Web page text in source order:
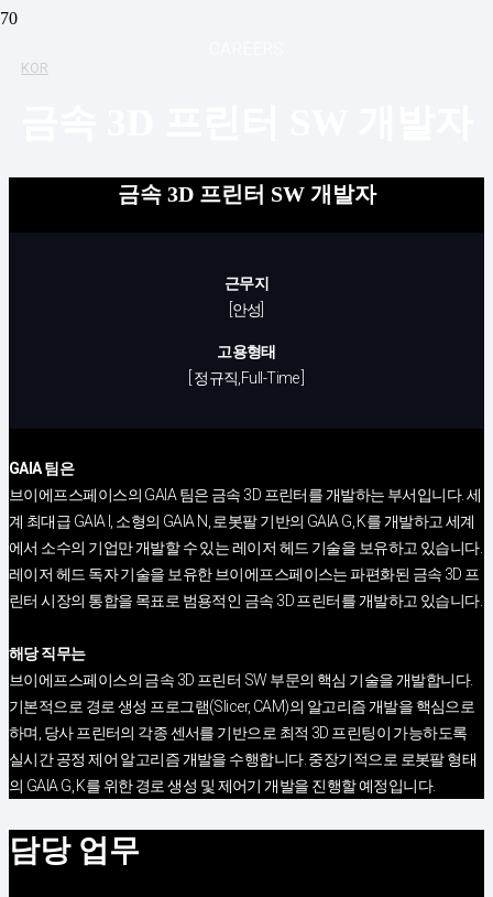
KOR
금속 3D 프린터 SW 개발자
근무지
[안성]
고용형태
[ 정규직,Full-Time ]
GAIA 팀은
브이에프스페이스의 GAIA 팀은 금속 3D 프린터를 개발하는 부서입니다. 세
계 최대급 GAIA I, 소형의 GAIA N, 로봇팔 기반의 GAIA G, K를 개발하고 세계
에서 소수의 기업만 개발할 수 있는 레이저 헤드 기술을 보유하고 있습니다.
레이저 헤드 독자 기술을 보유한 브이에프스페이스는 파편화된 금속 3D 프
린터 시장의 통합을 목표로 범용적인 금속 3D 프린터를 개발하고 있습니다.
해당 직무는
브이에프스페이스의 금속 3D 프린터 SW 부문의 핵심 기술을 개발합니다.
기본적으로 경로 생성 프로그램(Slicer, CAM)의 알고리즘 개발을 핵심으로
하며, 당사 프린터의 각종 센서를 기반으로 최적 3D 프린팅이 가능하도록
실시간 공정 제어 알고리즘 개발을 수행합니다. 중장기적으로 로봇팔 형태
의 GAIA G, K를 위한 경로 생성 및 제어기 개발을 진행할 예정입니다.
담당 업무